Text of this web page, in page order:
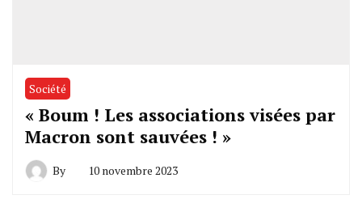
Société
« Boum ! Les associations visées par
Macron sont sauvées ! »
By 10 novembre 2023